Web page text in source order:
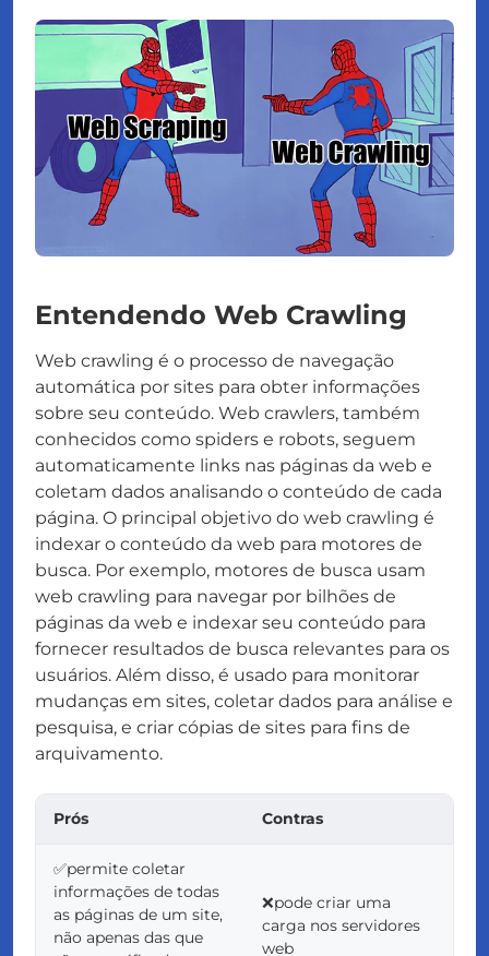
Entendendo Web Crawling
Web crawling é o processo de navegação
automática por sites para obter informações
sobre seu conteúdo. Web crawlers, também
conhecidos como spiders e robots, seguem
automaticamente links nas páginas da web e
coletam dados analisando o conteúdo de cada
página. O principal objetivo do web crawling é
indexar o conteúdo da web para motores de
busca. Por exemplo, motores de busca usam
web crawling para navegar por bilhões de
páginas da web e indexar seu conteúdo para
fornecer resultados de busca relevantes para os
usuários. Além disso, é usado para monitorar
mudanças em sites, coletar dados para análise e
pesquisa, e criar cópias de sites para fins de
arquivamento.
Prós Contras
✅permite coletar
informações de todas
as páginas de um site,
não apenas das que
❌pode criar uma
carga nos servidores
web